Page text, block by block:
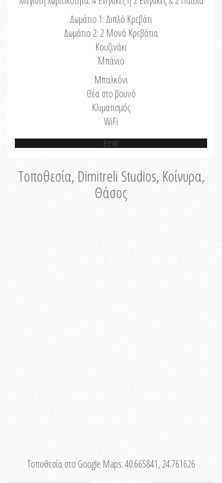
Δωμάτιο 1: Διπλό Κρεβάτι
Δωμάτιο 2: 2 Μονά Κρεβάτια
Κουζινάκι
Μπάνιο
Μπαλκόνι
Θέα στο βουνό
Κλιματισμός
WiFi
Error
Τοποθεσία, Dimitreli Studios, Κοίνυρα,
Θάσος
Τοποθεσία στο Google Maps:40.665841, 24.761626